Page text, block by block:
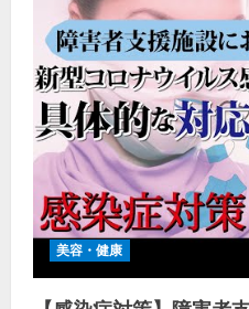
美容・健康